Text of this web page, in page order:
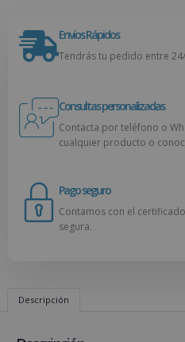
Envíos Rápidos
Tendrás tu pedido entre
Consultas personalizadas
Contacta por teléfono o
cualquier producto o
Pago seguro
Contamos con el
segura.
Descripción